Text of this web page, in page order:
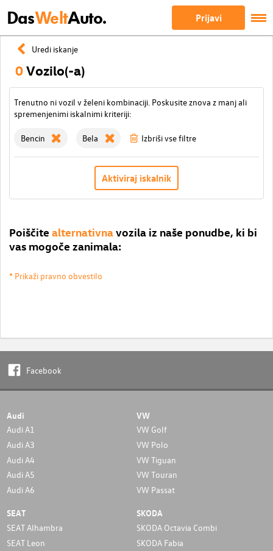
DasWeltAuto. Prijavi
Uredi iskanje
0Vozilo(-a)
Trenutno ni vozil v želeni kombinaciji. Poskusite znova z manj ali
spremenjenimi iskalnimi kriteriji:
Bencin Bela Izbriši vse filtre
Aktiviraj iskalnik
Poiščite alternativnavozila iz naše ponudbe, ki bi
vas mogoče zanimala:
* Prikaži pravno obvestilo
Facebook
Audi
Audi A1
Audi A3
Audi A4
Audi A5
Audi A6
VW
VW Golf
VW Polo
VW Tiguan
VW Touran
VW Passat
SEAT
SEAT Alhambra
SEAT Leon
SKODA
SKODA Octavia Combi
SKODA Fabia